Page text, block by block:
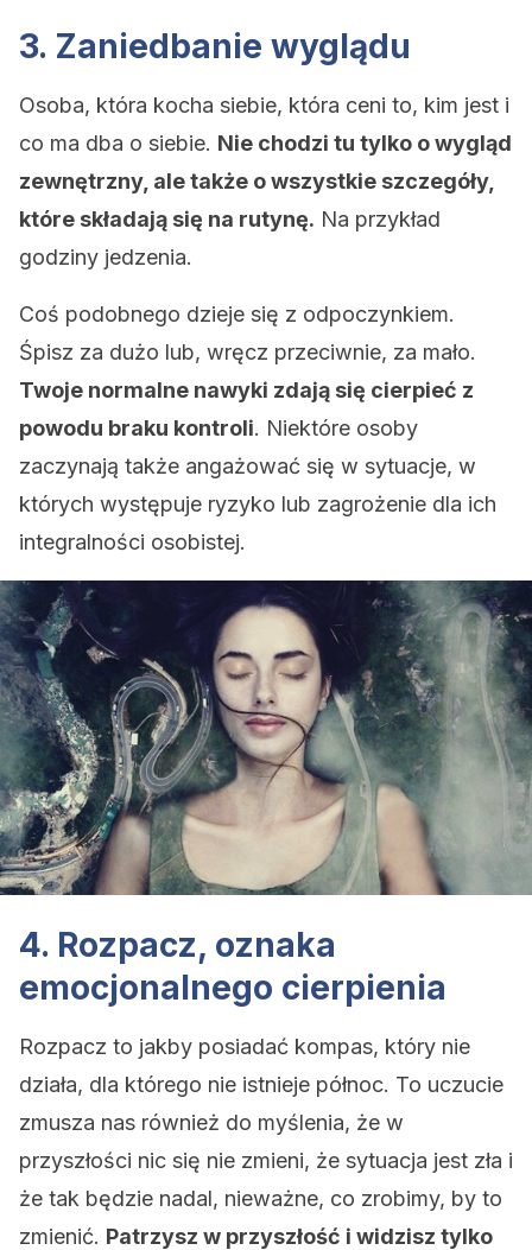
3. Zaniedbanie wyglądu
Osoba, która kocha siebie, która ceni to, kim jest i
co ma dba o siebie. Nie chodzi tu tylko o wygląd
zewnętrzny, ale także o wszystkie szczegóły,
które składają się na rutynę. Na przykład
godziny jedzenia.
Coś podobnego dzieje się z odpoczynkiem.
Śpisz za dużo lub, wręcz przeciwnie, za mało.
Twoje normalne nawyki zdają się cierpieć z
powodu braku kontroli. Niektóre osoby
zaczynają także angażować się w sytuacje, w
których występuje ryzyko lub zagrożenie dla ich
integralności osobistej.
4. Rozpacz, oznaka
emocjonalnego cierpienia
Rozpacz to jakby posiadać kompas, który nie
działa, dla którego nie istnieje północ. To uczucie
zmusza nas również do myślenia, że w
przyszłości nic się nie zmieni, że sytuacja jest zła i
że tak będzie nadal, nieważne, co zrobimy, by to
zmienić. Patrzysz w przyszłość i widzisz tylko